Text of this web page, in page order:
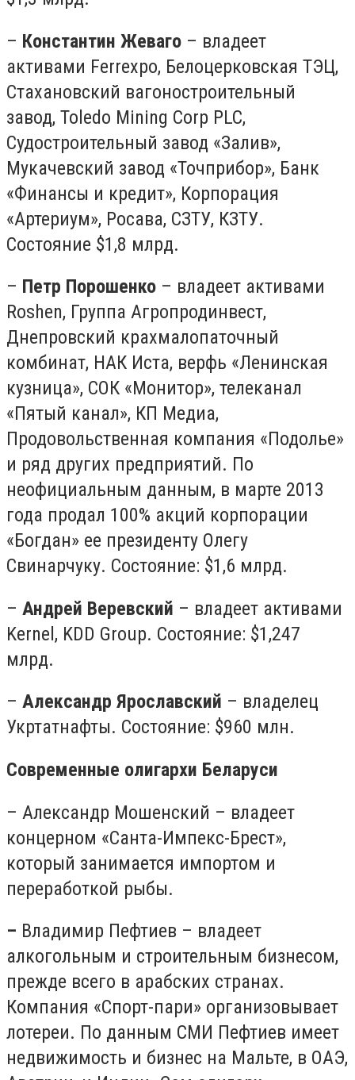
– Константин Жеваго – владеет
активами Ferrexpo, Белоцерковская ТЭЦ,
Стахановский вагоностроительный
завод, Toledo Mining Corp PLC,
Судостроительный завод «Залив»,
Мукачевский завод «Точприбор», Банк
«Финансы и кредит», Корпорация
«Артериум», Росава, СЗТУ, КЗТУ.
Состояние $1,8 млрд.
– Петр Порошенко – владеет активами
Roshen, Группа Агропродинвест,
Днепровский крахмалопаточный
комбинат, НАК Иста, верфь «Ленинская
кузница», СОК «Монитор», телеканал
«Пятый канал», КП Медиа,
Продовольственная компания «Подолье»
и ряд других предприятий. По
неофициальным данным, в марте 2013
года продал 100% акций корпорации
«Богдан» ее президенту Олегу
Свинарчуку. Состояние: $1,6 млрд.
– Андрей Веревский – владеет активами
Kernel, KDD Group. Состояние: $1,247
млрд.
– Александр Ярославский – владелец
Укртатнафты. Состояние: $960 млн.
Современные олигархи Беларуси
– Александр Мошенский – владеет
концерном «Санта-Импекс-Брест»,
который занимается импортом и
переработкой рыбы.
– Владимир Пефтиев – владеет
алкогольным и строительным бизнесом,
прежде всего в арабских странах.
Компания «Спорт-пари» организовывает
лотереи. По данным СМИ Пефтиев имеет
недвижимость и бизнес на Мальте, в ОАЭ,